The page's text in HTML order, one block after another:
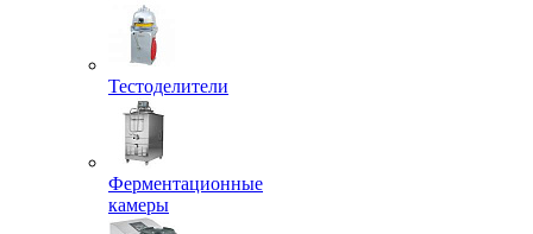
Тестоделители
Ферментационные
камеры